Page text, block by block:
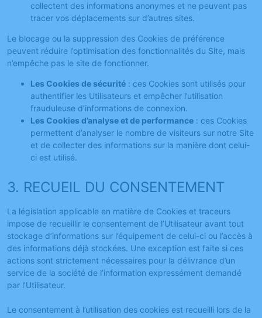
collectent des informations anonymes et ne peuvent pas
tracer vos déplacements sur d’autres sites.
Le blocage ou la suppression des Cookies de préférence
peuvent réduire l’optimisation des fonctionnalités du Site, mais
n’empêche pas le site de fonctionner.
Les Cookies de sécurité : ces Cookies sont utilisés pour
authentifier les Utilisateurs et empêcher l’utilisation
frauduleuse d’informations de connexion.
Les Cookies d’analyse et de performance : ces Cookies
permettent d’analyser le nombre de visiteurs sur notre Site
et de collecter des informations sur la manière dont celui-
ci est utilisé.
3. RECUEIL DU CONSENTEMENT
La législation applicable en matière de Cookies et traceurs
impose de recueillir le consentement de l’Utilisateur avant tout
stockage d’informations sur l’équipement de celui-ci ou l’accès à
des informations déjà stockées. Une exception est faite si ces
actions sont strictement nécessaires pour la délivrance d’un
service de la société de l’information expressément demandé
par l’Utilisateur.
Le consentement à l’utilisation des cookies est recueilli lors de la